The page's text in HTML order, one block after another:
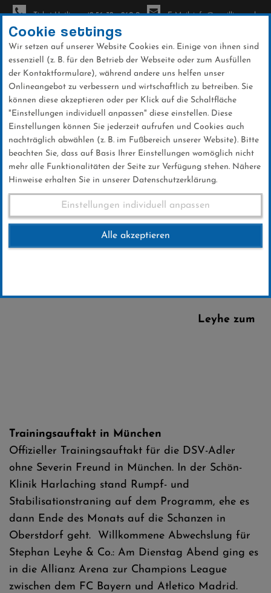
Direkt
zum
Inhalt
Ticket-Hotline: +49 56 32 - 960-0 E-Mail: info@sc-willingen.de
News
Weltcup-Splitter 04.05.2016
04 .Mai 2016
Leyhe zum
Trainingsauftakt in München
Offizieller Trainingsauftakt für die DSV-Adler
ohne Severin Freund in München. In der Schön-
Klinik Harlaching stand Rumpf- und
Stabilisationstraning auf dem Programm, ehe es
dann Ende des Monats auf die Schanzen in
Oberstdorf geht. Willkommene Abwechslung für
Stephan Leyhe & Co.: Am Dienstag Abend ging es
in die Allianz Arena zur Champions League
zwischen dem FC Bayern und Atletico Madrid.
Cookie settings
Wir setzen auf unserer Website Cookies ein. Einige von ihnen sind
essenziell (z. B. für den Betrieb der Webseite oder zum Ausfüllen
der Kontaktformulare), während andere uns helfen unser
Onlineangebot zu verbessern und wirtschaftlich zu betreiben. Sie
können diese akzeptieren oder per Klick auf die Schaltfläche
"Einstellungen individuell anpassen" diese einstellen. Diese
Einstellungen können Sie jederzeit aufrufen und Cookies auch
nachträglich abwählen (z. B. im Fußbereich unserer Website). Bitte
beachten Sie, dass auf Basis Ihrer Einstellungen womöglich nicht
mehr alle Funktionalitäten der Seite zur Verfügung stehen. Nähere
Hinweise erhalten Sie in unserer Datenschutzerklärung.
Einstellungen individuell anpassen
Alle akzeptieren